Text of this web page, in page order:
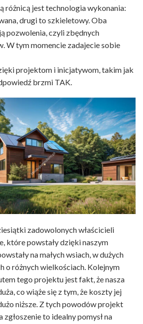
różnicą jest technologia wykonania:
drugi to szkieletowy. Oba
pozwolenia, czyli zbędnych
W tym momencie zadajecie sobie
projektom i inicjatywom, takim jak
brzmi TAK.
zadowolonych właścicieli
które powstały dzięki naszym
na małych wsiach, w dużych
o różnych wielkościach. Kolejnym
tego projektu jest fakt, że nasza
co wiąże się z tym, że koszty jej
niższe. Z tych powodów projekt
zgłoszenie to idealny pomysł na